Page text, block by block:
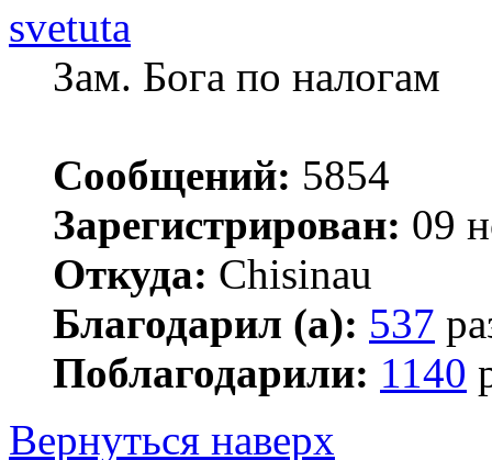
svetuta
Зам. Бога по налогам
Сообщений: 5854
Зарегистрирован: 09
Откуда: Chisinau
Благодарил (а): 537
Поблагодарили: 1140
Вернуться наверх